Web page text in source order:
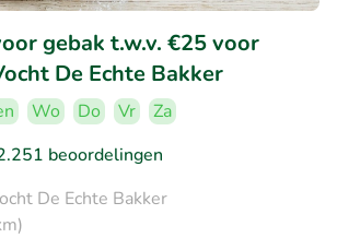
gebak t.w.v. €25 voor
De Echte Bakker
Wo Do Vr
Za
beoordelingen
De Echte Bakker